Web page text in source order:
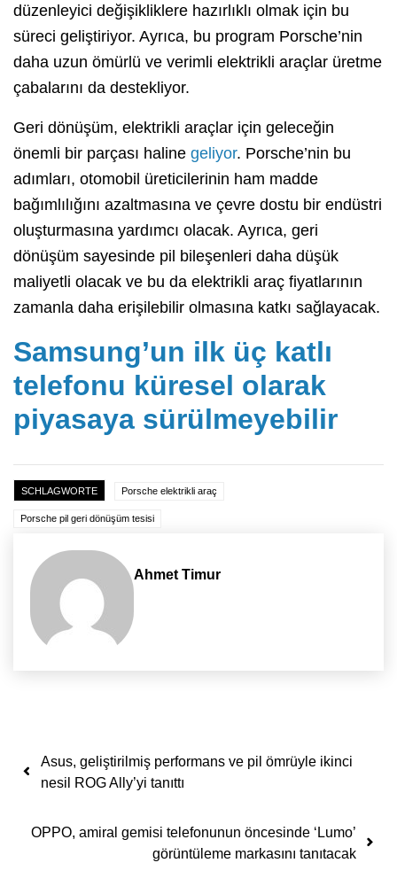
düzenleyici değişikliklere hazırlıklı olmak için bu
süreci geliştiriyor. Ayrıca, bu program Porsche’nin
daha uzun ömürlü ve verimli elektrikli araçlar üretme
çabalarını da destekliyor.
Geri dönüşüm, elektrikli araçlar için geleceğin
önemli bir parçası haline geliyor. Porsche’nin bu
adımları, otomobil üreticilerinin ham madde
bağımlılığını azaltmasına ve çevre dostu bir endüstri
oluşturmasına yardımcı olacak. Ayrıca, geri
dönüşüm sayesinde pil bileşenleri daha düşük
maliyetli olacak ve bu da elektrikli araç fiyatlarının
zamanla daha erişilebilir olmasına katkı sağlayacak.
Samsung’un ilk üç katlı
telefonu küresel olarak
piyasaya sürülmeyebilir
SCHLAGWORTE Porsche elektrikli araç
Porsche pil geri dönüşüm tesisi
Ahmet Timur
Yazı dolaşımı
Asus, geliştirilmiş performans ve pil ömrüyle ikinci
nesil ROG Ally’yi tanıttı
OPPO, amiral gemisi telefonunun öncesinde ‘Lumo’
görüntüleme markasını tanıtacak